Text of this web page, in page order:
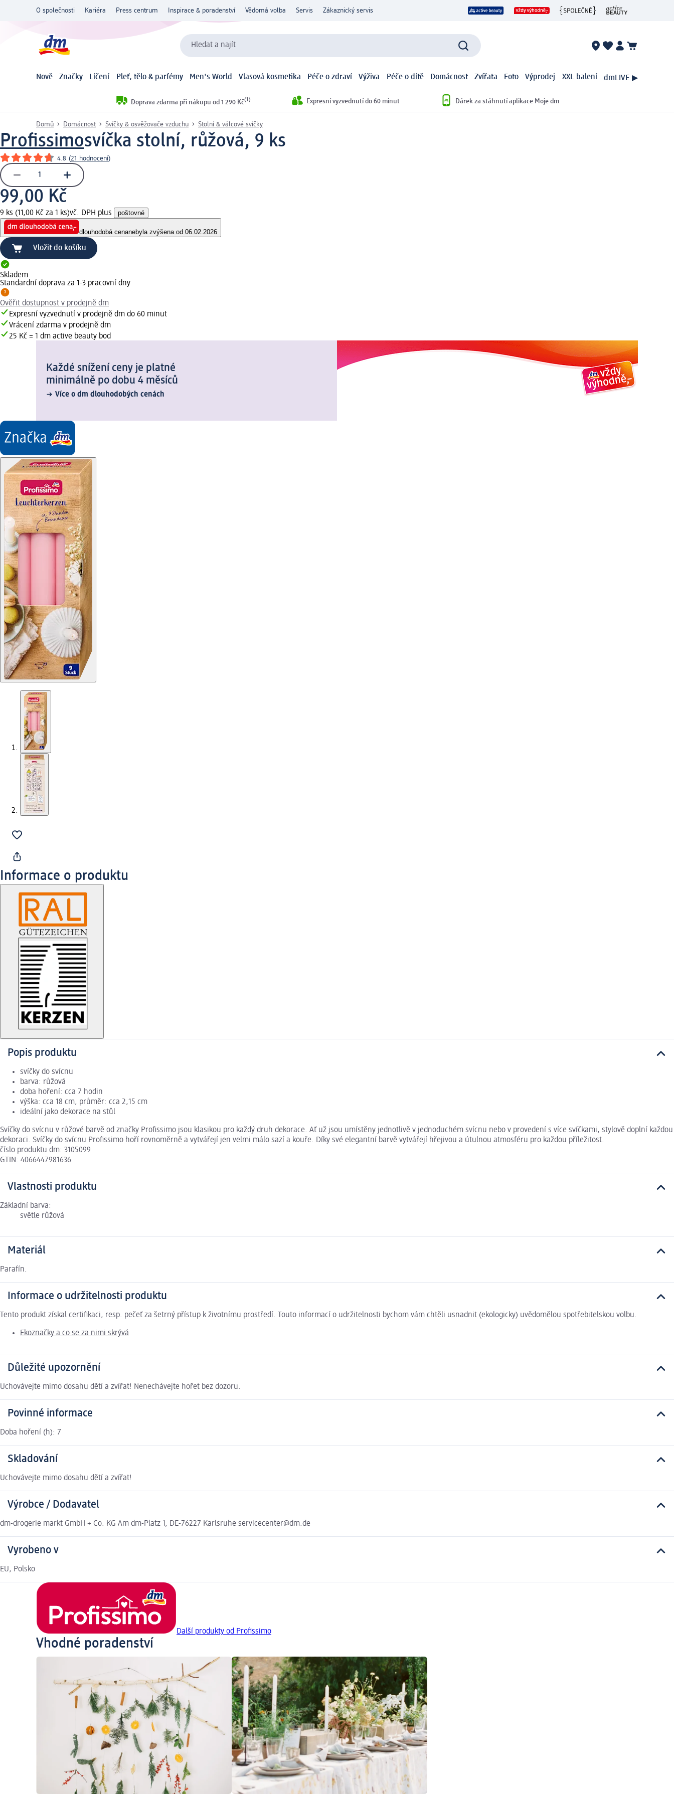
O společnosti Kariéra Press centrum Inspirace & poradenství Vědomá volba Servis Zákaznický servis
Hledat a najít
Nově Značky Líčení Pleť, tělo & parfémy Men's World Vlasová kosmetika Péče o zdraví Výživa Péče o dítě Domácnost Zvířata Foto Výprodej XXL balení dmLIVE ▶
Doprava zdarma při nákupu od 1 290 Kč(1) Expresní vyzvednutí do 60 minut Dárek za stáhnutí aplikace Moje dm
Domů Domácnost Svíčky & osvěžovače vzduchu Stolní & válcové svíčky
Profissimosvíčka stolní, růžová, 9 ks
4.8 (21 hodnocení)
99,00 Kč
9 ks (11,00 Kč za 1 ks)vč. DPH plus poštovné
dlouhodobá cenanebyla zvýšena od 06.02.2026
Vložit do košíku
Skladem
Standardní doprava za 1-3 pracovní dny
Ověřit dostupnost v prodejně dm
Expresní vyzvednutí v prodejně dm do 60 minut
Vrácení zdarma v prodejně dm
25 Kč = 1 dm active beauty bod
Každé snížení ceny je platné
minimálně po dobu 4 měsíců
Více o dm dlouhodobých cenách
Informace o produktu
Popis produktu
svíčky do svícnu
barva: růžová
doba hoření: cca 7 hodin
výška: cca 18 cm, průměr: cca 2,15 cm
ideální jako dekorace na stůl
Svíčky do svícnu v růžové barvě od značky Profissimo jsou klasikou pro každý druh dekorace. Ať už jsou umístěny jednotlivě v jednoduchém svícnu nebo v provedení s více svíčkami, stylově doplní každou
dekoraci. Svíčky do svícnu Profissimo hoří rovnoměrně a vytvářejí jen velmi málo sazí a kouře. Díky své elegantní barvě vytvářejí hřejivou a útulnou atmosféru pro každou příležitost.
číslo produktu dm: 3105099
GTIN: 4066447981636
Vlastnosti produktu
Základní barva:
světle růžová
Materiál
Parafín.
Informace o udržitelnosti produktu
Tento produkt získal certifikaci, resp. pečeť za šetrný přístup k životnímu prostředí. Touto informací o udržitelnosti bychom vám chtěli usnadnit (ekologicky) uvědomělou spotřebitelskou volbu.
Ekoznačky a co se za nimi skrývá
Důležité upozornění
Uchovávejte mimo dosahu dětí a zvířat! Nenechávejte hořet bez dozoru.
Povinné informace
Doba hoření (h): 7
Skladování
Uchovávejte mimo dosahu dětí a zvířat!
Výrobce / Dodavatel
dm-drogerie markt GmbH + Co. KG Am dm-Platz 1, DE-76227 Karlsruhe servicecenter@dm.de
Vyrobeno v
EU, Polsko
Další produkty od Profissimo
Vhodné poradenství